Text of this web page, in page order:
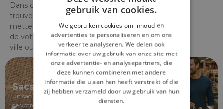
Dans cette rubrique, vous
trouverez des concepts qui
mettent en avant l'identité
de votre village, de votre
ville ou de votre région.
Sacs en jute
Un sac en jute orné d'un motif local renforce la visibilité
de votre supermarché.
gebruik van cookies.
We gebruiken cookies om inhoud en
advertenties te personaliseren en om ons
verkeer te analyseren. We delen ook
informatie over uw gebruik van onze site met
onze advertentie- en analysepartners, die
deze kunnen combineren met andere
informatie die u aan hen heeft verstrekt of die
zij hebben verzameld door uw gebruik van hun
diensten.